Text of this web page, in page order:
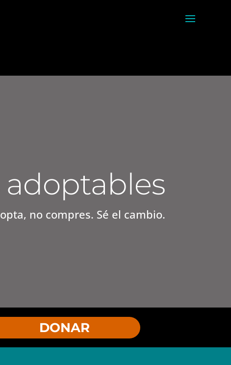
adoptables
no compres. Sé el cambio.
DONAR